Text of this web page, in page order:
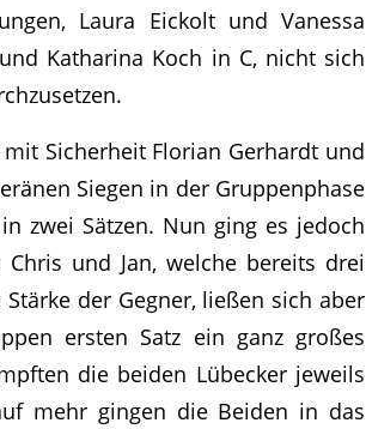
Laura Eickolt und Vanessa
Katharina Koch in C, nicht sich
Sicherheit Florian Gerhardt und
Siegen in der Gruppenphase
zwei Sätzen. Nun ging es jedoch
und Jan, welche bereits drei
der Gegner, ließen sich aber
ersten Satz ein ganz großes
die beiden Lübecker jeweils
mehr gingen die Beiden in das